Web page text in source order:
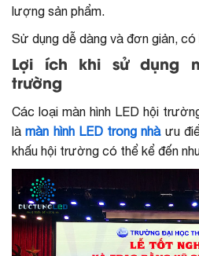
lượng sản phẩm.
Sử dụng dễ dàng và đơn giản,
Lợi ích khi sử dụng
trường
Các loại màn hình LED hội
làmàn hình LED trong nhàưu
khấu hội trường có thể kể đến